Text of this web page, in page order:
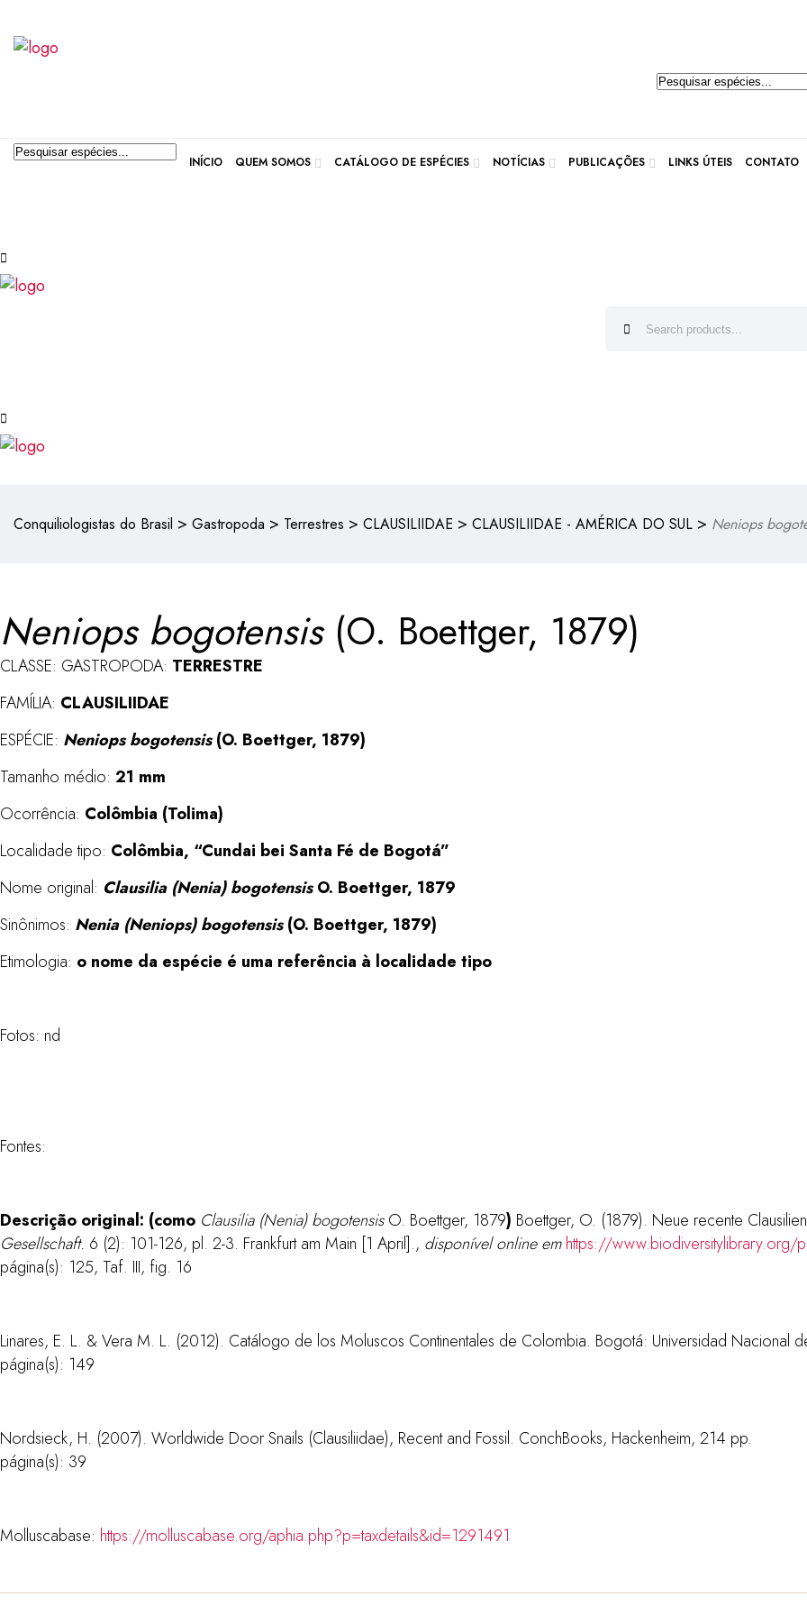
Pesquisar
Pesquisar produtos
INÍCIO QUEM SOMOS CATÁLOGO DE ESPÉCIES NOTÍCIAS PUBLICAÇÕES LINKS ÚTEIS CONTATO
Conquiliologistas do Brasil > Gastropoda > Terrestres > CLAUSILIIDAE > CLAUSILIIDAE - AMÉRICA DO SUL > Neniops
Neniops bogotensis(O. Boettger, 1879)
CLASSE: GASTROPODA: TERRESTRE
FAMÍLIA: CLAUSILIIDAE
ESPÉCIE: Neniops bogotensis(O. Boettger, 1879)
Tamanho médio: 21 mm
Ocorrência: Colômbia (Tolima)
Localidade tipo: Colômbia, “Cundai bei Santa Fé de Bogotá”
Nome original: Clausilia (Nenia) bogotensisO. Boettger, 1879
Sinônimos: Nenia (Neniops) bogotensis(O. Boettger, 1879)
Etimologia: o nome da espécie é uma referência à localidade tipo
Fotos: nd
Fontes:
Descrição original: (como Clausilia (Nenia) bogotensisO. Boettger, 1879) Boettger, O. (1879). Neue recente
Gesellschaft. 6 (2): 101-126, pl. 2-3. Frankfurt am Main [1 April]., disponível online em https://
página(s): 125, Taf. III, fig. 16
Linares, E. L. & Vera M. L. (2012). Catálogo de los Moluscos Continentales de Colombia. Bogotá: Universidad Nacional
página(s): 149
Nordsieck, H. (2007). Worldwide Door Snails (Clausiliidae), Recent and Fossil. ConchBooks, Hackenheim, 214 pp.
página(s): 39
Molluscabase: https://molluscabase.org/aphia.php?p=taxdetails&id=1291491